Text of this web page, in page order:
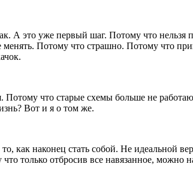
А это уже первый шаг. Потому что
Потому что страшно. Потому что
Потому что старые схемы больше не
Вот и я о том же.
как наконец стать собой. Не идеальной
только отбросив все навязанное, можно